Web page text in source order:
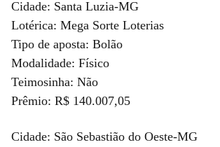
Cidade: Santa Luzia-MG
Lotérica: Mega Sorte Loterias
Tipo de aposta: Bolão
Modalidade: Físico
Teimosinha: Não
Prêmio: R$ 140.007,05
Cidade: São Sebastião do Oeste-MG